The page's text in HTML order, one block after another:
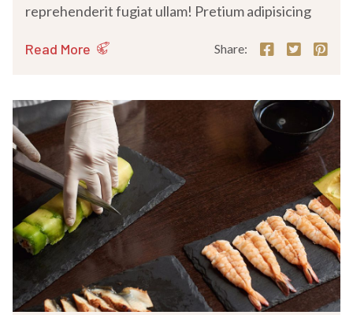
reprehenderit fugiat ullam! Pretium adipisicing
Read More Share: